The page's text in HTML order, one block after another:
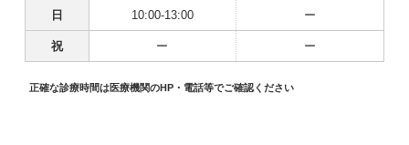
日 10:00-13:00 ー
祝 ー ー
正確な診療時間は医療機関のHP・電話等でご確認ください